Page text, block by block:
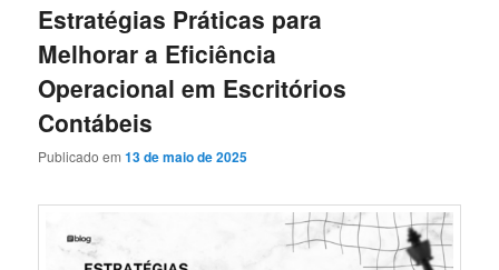
Estratégias Práticas para
Melhorar a Eficiência
Operacional em Escritórios
Contábeis
Publicado em13 de maio de 2025